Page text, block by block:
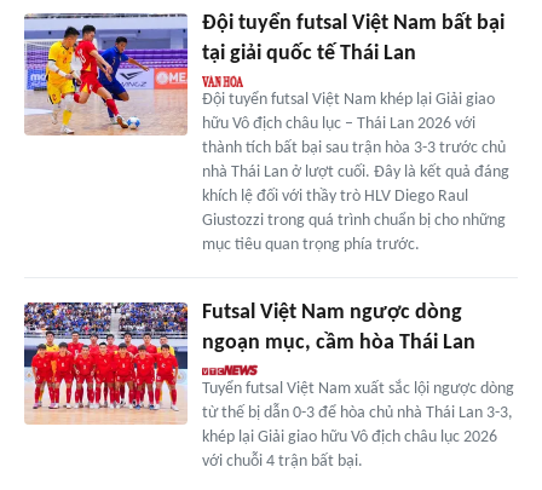
Đội tuyển futsal Việt Nam bất bại
tại giải quốc tế Thái Lan
Đội tuyển futsal Việt Nam khép lại Giải giao
hữu Vô địch châu lục – Thái Lan 2026 với
thành tích bất bại sau trận hòa 3-3 trước chủ
nhà Thái Lan ở lượt cuối. Đây là kết quả đáng
khích lệ đối với thầy trò HLV Diego Raul
Giustozzi trong quá trình chuẩn bị cho những
mục tiêu quan trọng phía trước.
Futsal Việt Nam ngược dòng
ngoạn mục, cầm hòa Thái Lan
Tuyển futsal Việt Nam xuất sắc lội ngược dòng
từ thế bị dẫn 0-3 để hòa chủ nhà Thái Lan 3-3,
khép lại Giải giao hữu Vô địch châu lục 2026
với chuỗi 4 trận bất bại.